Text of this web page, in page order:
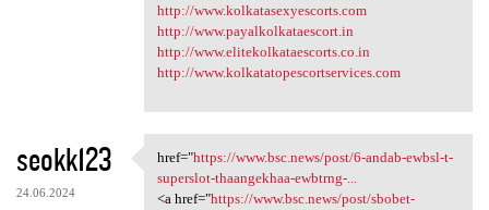
http://www.kolkatasexyescorts.com
http://www.payalkolkataescort.in
http://www.elitekolkataescorts.co.in
http://www.kolkatatopescortservices.com
seokk123
24.06.2024
href="https://www.bsc.news
href="https://www.bsc.news/post/6-andab-ewbsl-t-
superslot-thaangekhaa-ewbtrng-...
<a href="https://www.bsc.news/post/sbobet-